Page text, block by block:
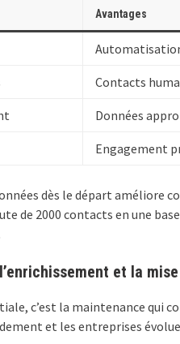
Avantages
Contacts
Données
Engagement
dès le départ améliore
de 2000 contacts en une
et la
c’est la maintenance qui
et les entreprises